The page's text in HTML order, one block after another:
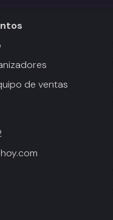
de ventas